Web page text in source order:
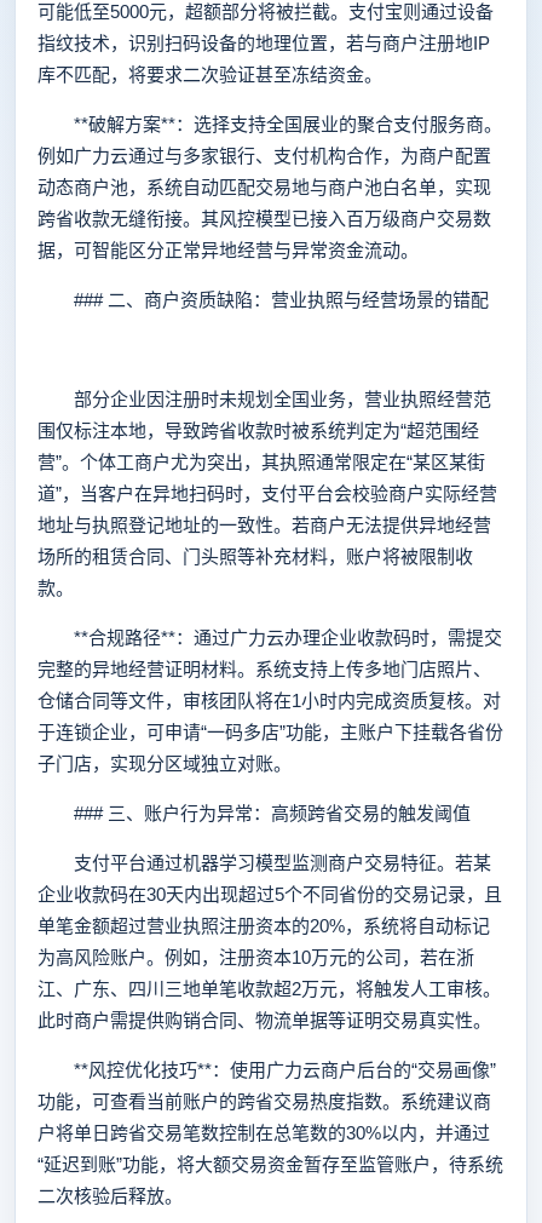
可能低至5000元，超额部分将被拦截。支付宝则通过设备
指纹技术，识别扫码设备的地理位置，若与商户注册地IP
库不匹配，将要求二次验证甚至冻结资金。
**破解方案**：选择支持全国展业的聚合支付服务商。
例如广力云通过与多家银行、支付机构合作，为商户配置
动态商户池，系统自动匹配交易地与商户池白名单，实现
跨省收款无缝衔接。其风控模型已接入百万级商户交易数
据，可智能区分正常异地经营与异常资金流动。
### 二、商户资质缺陷：营业执照与经营场景的错配
部分企业因注册时未规划全国业务，营业执照经营范
围仅标注本地，导致跨省收款时被系统判定为“超范围经
营”。个体工商户尤为突出，其执照通常限定在“某区某街
道”，当客户在异地扫码时，支付平台会校验商户实际经营
地址与执照登记地址的一致性。若商户无法提供异地经营
场所的租赁合同、门头照等补充材料，账户将被限制收
款。
**合规路径**：通过广力云办理企业收款码时，需提交
完整的异地经营证明材料。系统支持上传多地门店照片、
仓储合同等文件，审核团队将在1小时内完成资质复核。对
于连锁企业，可申请“一码多店”功能，主账户下挂载各省份
子门店，实现分区域独立对账。
### 三、账户行为异常：高频跨省交易的触发阈值
支付平台通过机器学习模型监测商户交易特征。若某
企业收款码在30天内出现超过5个不同省份的交易记录，且
单笔金额超过营业执照注册资本的20%，系统将自动标记
为高风险账户。例如，注册资本10万元的公司，若在浙
江、广东、四川三地单笔收款超2万元，将触发人工审核。
此时商户需提供购销合同、物流单据等证明交易真实性。
**风控优化技巧**：使用广力云商户后台的“交易画像”
功能，可查看当前账户的跨省交易热度指数。系统建议商
户将单日跨省交易笔数控制在总笔数的30%以内，并通过
“延迟到账”功能，将大额交易资金暂存至监管账户，待系统
二次核验后释放。